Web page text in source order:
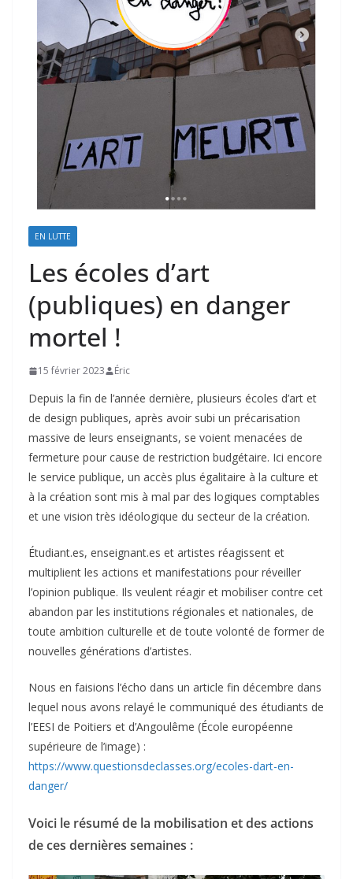
EN LUTTE
Les écoles d’art
(publiques) en danger
mortel !
15 février 2023 Éric
Depuis la fin de l’année dernière, plusieurs écoles d’art et
de design publiques, après avoir subi un précarisation
massive de leurs enseignants, se voient menacées de
fermeture pour cause de restriction budgétaire. Ici encore
le service publique, un accès plus égalitaire à la culture et
à la création sont mis à mal par des logiques comptables
et une vision très idéologique du secteur de la création.
Étudiant.es, enseignant.es et artistes réagissent et
multiplient les actions et manifestations pour réveiller
l’opinion publique. Ils veulent réagir et mobiliser contre cet
abandon par les institutions régionales et nationales, de
toute ambition culturelle et de toute volonté de former de
nouvelles générations d’artistes.
Nous en faisions l’écho dans un article fin décembre dans
lequel nous avons relayé le communiqué des étudiants de
l’EESI de Poitiers et d’Angoulême (École européenne
supérieure de l’image) :
https://www.questionsdeclasses.org/ecoles-dart-en-
danger/
Voici le résumé de la mobilisation et des actions
de ces dernières semaines :